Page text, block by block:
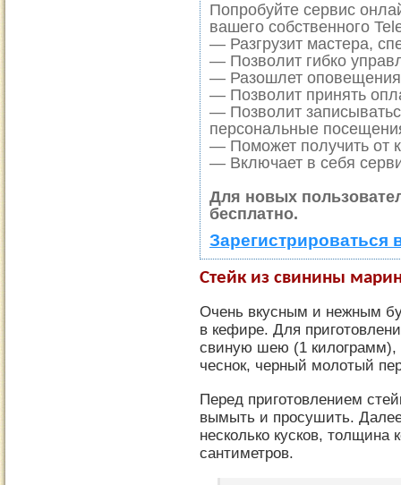
Попробуйте сервис
вашего собственного
— Разгрузит мастера,
— Позволит гибко
— Разошлет оповещения
— Позволит принять
— Позволит
персональные
— Поможет получить от
— Включает в себя
Для новых
бесплатно.
Зарегистрироваться
Стейк из свинины
Очень вкусным и нежным
в кефире. Для
свиную шею (1 килограмм),
чеснок, черный молотый
Перед приготовлением
вымыть и просушить.
несколько кусков,
сантиметров.